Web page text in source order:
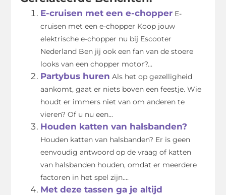
E-cruisen met een e-chopper E-
cruisen met een e-chopper Koop jouw
elektrische e-chopper nu bij Escooter
Nederland Ben jij ook een fan van de stoere
looks van een chopper motor?...
Partybus huren Als het op gezelligheid
aankomt, gaat er niets boven een feestje. Wie
houdt er immers niet van om anderen te
vieren? Of u nu een...
Houden katten van halsbanden?
Houden katten van halsbanden? Er is geen
eenvoudig antwoord op de vraag of katten
van halsbanden houden, omdat er meerdere
factoren in het spel zijn....
Met deze tassen ga je altijd